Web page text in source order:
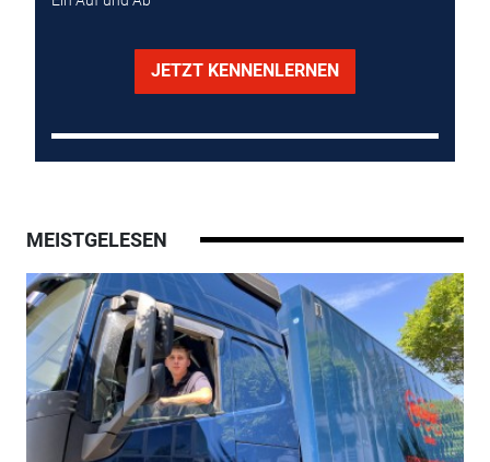
JETZT KENNENLERNEN
MEISTGELESEN